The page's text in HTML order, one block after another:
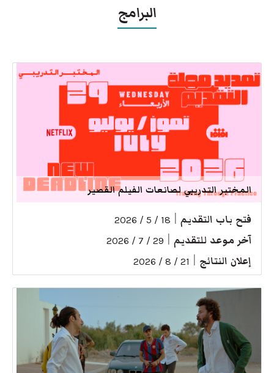
البرامج
المختبر التدريبي لصانعات الفيلم القصير
فتح باب التقديم 18 / 5 / 2026
آخر موعد للتقديم 29 / 7 / 2026
إعلان النتائج 21 / 8 / 2026